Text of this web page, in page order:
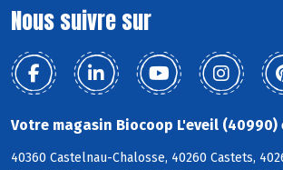
Nous suivre sur
Votre magasin Biocoop L'eveil (40990)
40360 Castelnau-Chalosse, 40260 Castets,